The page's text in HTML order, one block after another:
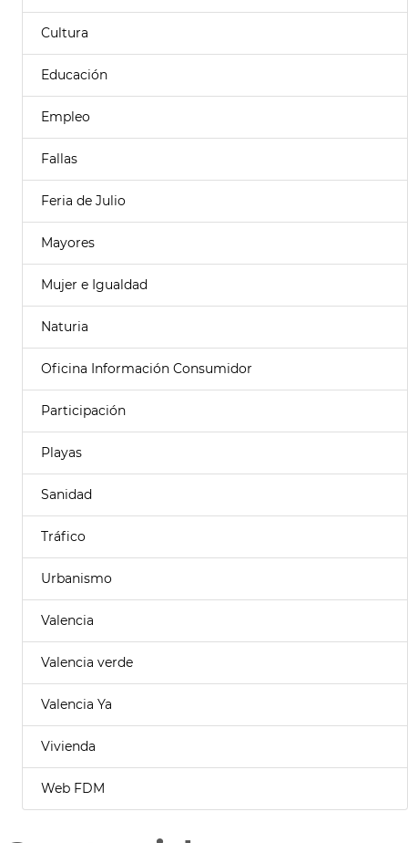
Cultura
Educación
Empleo
Fallas
Feria de Julio
Mayores
Mujer e Igualdad
Naturia
Oficina Información Consumidor
Participación
Playas
Sanidad
Tráfico
Urbanismo
Valencia
Valencia verde
Valencia Ya
Vivienda
Web FDM